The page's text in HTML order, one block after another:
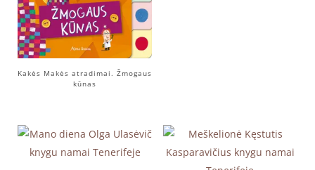
Kakės Makės atradimai. Žmogaus
kūnas